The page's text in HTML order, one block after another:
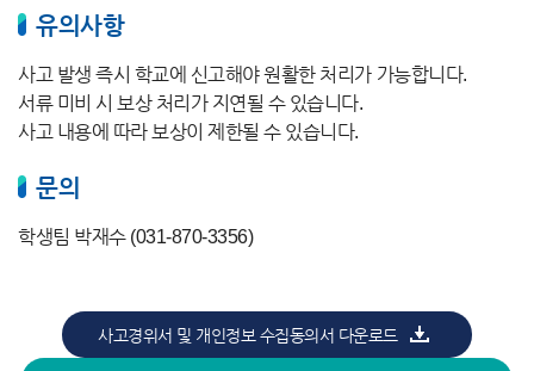
유의사항
사고 발생 즉시 학교에 신고해야 원활한 처리가 가능합니다.
서류 미비 시 보상 처리가 지연될 수 있습니다.
사고 내용에 따라 보상이 제한될 수 있습니다.
문의
학생팀 박재수 (031-870-3356)
사고경위서 및 개인정보 수집동의서 다운로드